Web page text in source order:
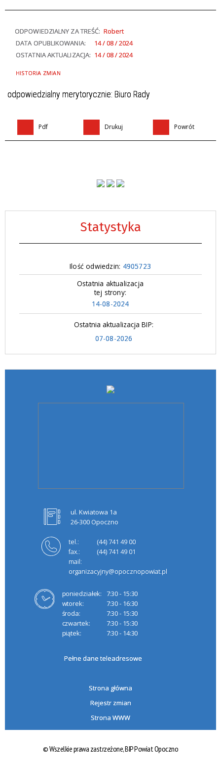
Statystyka
Ilość odwiedzin: 4905723
Ostatnia aktualizacja
tej strony:
14-08-2024
Ostatnia aktualizacja BIP:
07-08-2026
ODPOWIEDZIALNY ZA TREŚĆ: Robert
DATA OPUBLIKOWANIA:
14 / 08 / 2024
OSTATNIA AKTUALIZACJA: 14 / 08 / 2024
HISTORIA ZMIAN
odpowiedzialny merytorycznie: Biuro Rady
Pdf Drukuj Powrót
ul. Kwiatowa 1a
26-300 Opoczno
tel.:
(44) 741 49 00
fax.:
(44) 741 49 01
mail:
organizacyjny@opocznopowiat.pl
poniedziałek:
7:30 - 15:30
wtorek:
7:30 - 16:30
środa:
7:30 - 15:30
czwartek:
7:30 - 15:30
piątek:
7:30 - 14:30
Pełne dane teleadresowe
Strona główna
Rejestr zmian
Strona WWW
© Wszelkie prawa zastrzeżone,BIP Powiat Opoczno